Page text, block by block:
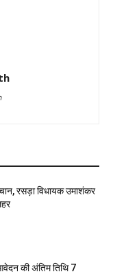
रसड़ा विधायक उमाशंकर
की अंतिम तिथि 7